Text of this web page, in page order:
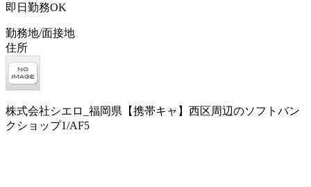
即日勤務OK
勤務地/面接地
住所
株式会社シエロ_福岡県【携帯キャ】西区周辺のソフトバン
クショップ1/AF5